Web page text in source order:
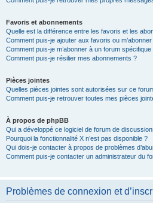
Favoris et abonnements
Quelle est la différence entre les favoris et les
Comment puis-je ajouter aux favoris ou
Comment puis-je m’abonner à un forum spécifique
Comment puis-je résilier mes abonnements ?
Pièces jointes
Quelles pièces jointes sont autorisées sur ce
Comment puis-je retrouver toutes mes pièces
À propos de phpBB
Qui a développé ce logiciel de forum de
Pourquoi la fonctionnalité X n’est pas disponible ?
Qui dois-je contacter à propos de problèmes
Comment puis-je contacter un administrateur du
Problèmes de connexion et